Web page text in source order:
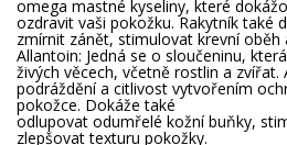
omega mastné kyseliny, které
ozdravit vaši pokožku. Rakytník také
zmírnit zánět, stimulovat krevní
Allantoin: Jedná se o sloučeninu,
živých věcech, včetně rostlin a
podráždění a citlivost vytvořením
pokožce. Dokáže také
odlupovat odumřelé kožní buňky,
zlepšovat texturu pokožky.